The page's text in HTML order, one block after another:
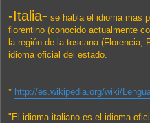
-Italia= se habla el idioma mas
florentino (conocido actualmente
la región de la toscana (Florencia,
idioma oficial del estado.
* http://es.wikipedia.org/wiki/
"El idioma italiano es el idioma